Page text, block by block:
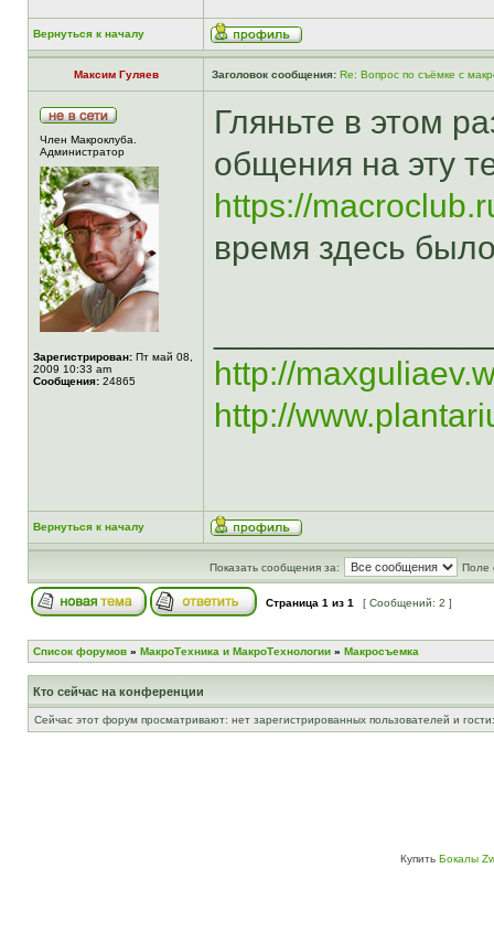
Вернуться к началу
Максим Гуляев Заголовок сообщения: Re: Вопрос по съёмке с
Член Макроклуба.
Aдминистратор
Зарегистрирован: Пт май 08,
2009 10:33 am
Сообщения: 24865
Гляньте в этом
общения на эту
https://
время здесь
http://
http://
Вернуться к началу
Показать сообщения за: Поле
Страница 1 из 1 [ Сообщений: 2 ]
Список форумов » МакроТехника и МакроТехнологии » Макросъемка
Кто сейчас на конференции
Сейчас этот форум просматривают: нет зарегистрированных пользователей и
Купить Бокалы